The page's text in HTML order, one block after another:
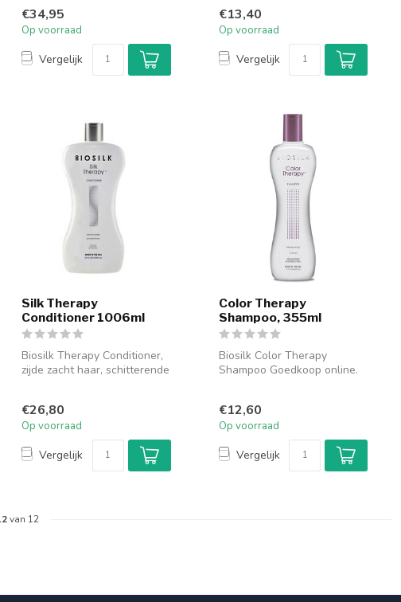
€34,95
Op voorraad
Vergelijk
€13,40
Op voorraad
Vergelijk
Silk Therapy
Conditioner 1006ml
Biosilk Therapy Conditioner,
zijde zacht haar, schitterende
€26,80
Op voorraad
Vergelijk
Color Therapy
Shampoo, 355ml
Biosilk Color Therapy
Shampoo Goedkoop online.
€12,60
Op voorraad
Vergelijk
van 12